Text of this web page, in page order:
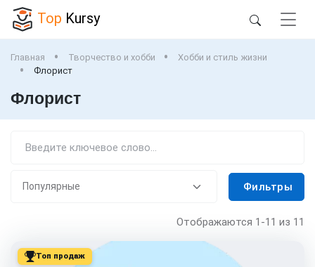
Top Kursy
Главная Творчество и хобби
Хобби и стиль жизни
Флорист
Флорист
Фильтры
Отображаются 1-11 из 11
Топ продаж